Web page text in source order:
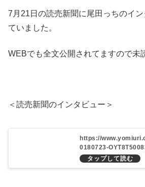
7月21日の読売新聞に尾田っちのイ
ていました。
WEBでも全文公開されてますので未
＜読売新聞のインタビュー＞
https://
0180723-